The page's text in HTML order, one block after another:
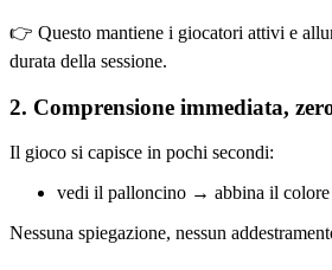
👉 Questo mantiene i giocatori attivi e
durata della sessione.
2. Comprensione immediata,
Il gioco si capisce in pochi secondi:
vedi il palloncino → abbina il
Nessuna spiegazione, nessun